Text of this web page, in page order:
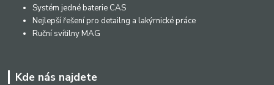
Systém jedné baterie CAS
Nejlepší řešení pro detailng a lakýrnické práce
Ruční svítilny MAG
Kde nás najdete